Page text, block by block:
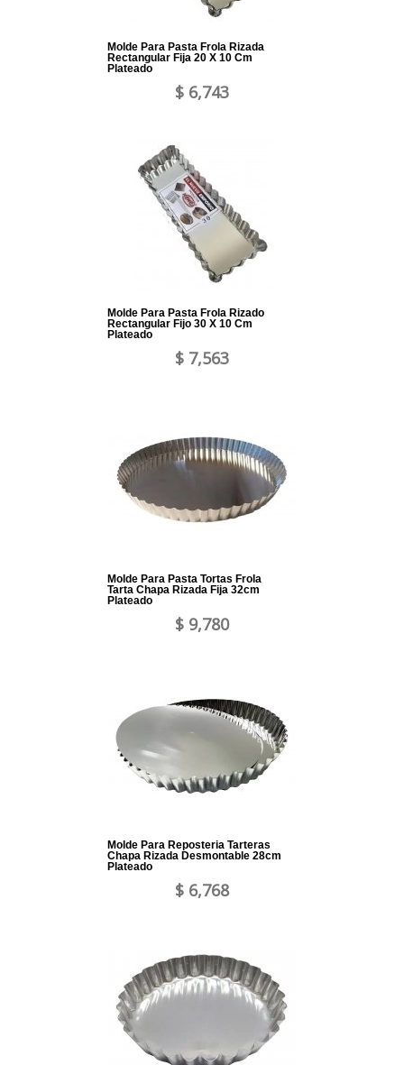
Molde Para Pasta Frola Rizada
Rectangular Fija 20 X 10 Cm
Plateado
$ 6,743
Molde Para Pasta Frola Rizado
Rectangular Fijo 30 X 10 Cm
Plateado
$ 7,563
Molde Para Pasta Tortas Frola
Tarta Chapa Rizada Fija 32cm
Plateado
$ 9,780
Molde Para Reposteria Tarteras
Chapa Rizada Desmontable 28cm
Plateado
$ 6,768